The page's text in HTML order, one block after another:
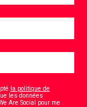
la politique de
les données
Are Social pour me